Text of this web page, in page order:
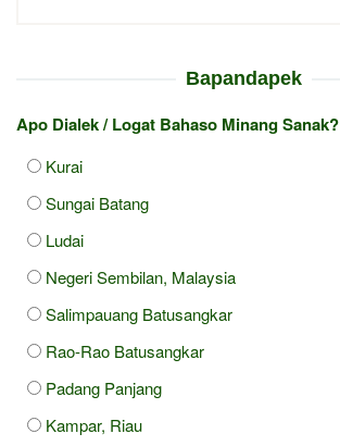
Bapandapek
Apo Dialek / Logat Bahaso Minang Sanak?
Kurai
Sungai Batang
Ludai
Negeri Sembilan, Malaysia
Salimpauang Batusangkar
Rao-Rao Batusangkar
Padang Panjang
Kampar, Riau